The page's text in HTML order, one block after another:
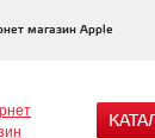
магазин Apple